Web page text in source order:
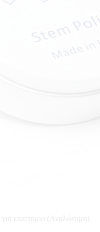
επιστομιο (Αναλώσιμα)